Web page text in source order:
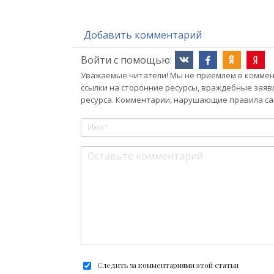
Добавить комментарий
Войти с помощью:
Уважаемые читатели! Мы не приемлем в
ссылки на сторонние ресурсы, враждебные
ресурса. Комментарии, нарушающие правила
Следить за комментариями этой статьи